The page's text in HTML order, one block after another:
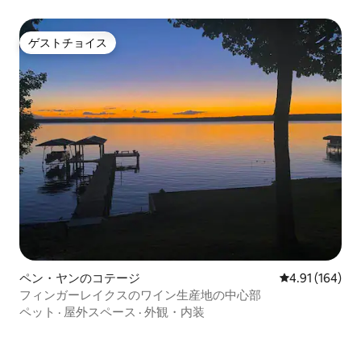
ゲストチョイス
ゲストチョイス
ペン・ヤンのコテージ レビュー164
4.91 (164)
フィンガーレイクスのワイン生産地の中心部
ペット · 屋外スペース · 外観・内装